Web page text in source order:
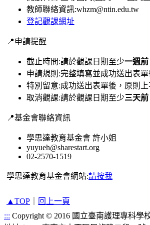
教師聯絡資訊:whzm@ntin.edu.tw
登記觀課網址
📍申請提醒
截止時間:請於觀課日期至少一週前
申請規則:完整填寫並成功送出表
特別留意:成功送出表單後，原則
取消觀課:請於觀課日期至少三天前
📍基金會聯絡資訊
學思達教育基金會 許小姐
yuyueh@sharestart.org
02-2570-1519
學思達教育基金會網站:請按我
▲TOP
回上一頁
::: Copyright © 2016 國立臺南護理專科學